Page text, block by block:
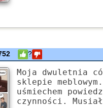
?
Moja dwuletnia
sklepie
uśmiechem
czynności.